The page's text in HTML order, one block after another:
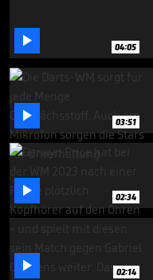
seconds
 04:05
 03:51
 02:34
 02:14